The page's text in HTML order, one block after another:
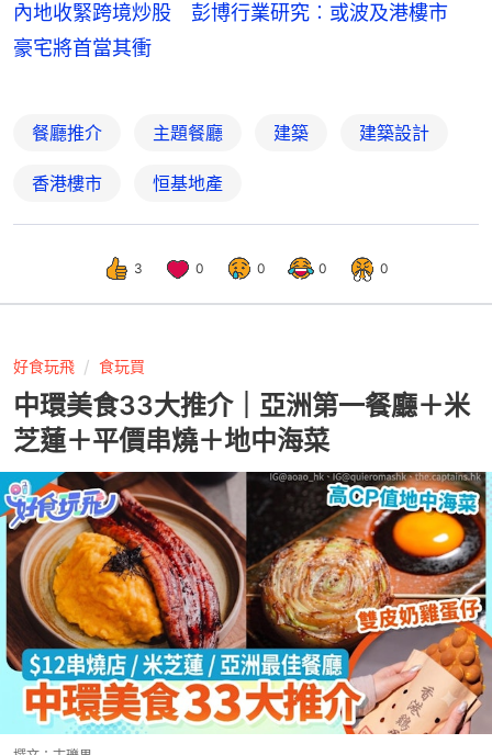
內地收緊跨境炒股 彭博行業研究︰或波及港樓市
豪宅將首當其衝
餐廳推介 主題餐廳 建築 建築設計
香港樓市 恒基地產
3 0 0 0 0
好食玩飛 食玩買
中環美食33大推介｜亞洲第一餐廳＋米
芝蓮＋平價串燒＋地中海菜